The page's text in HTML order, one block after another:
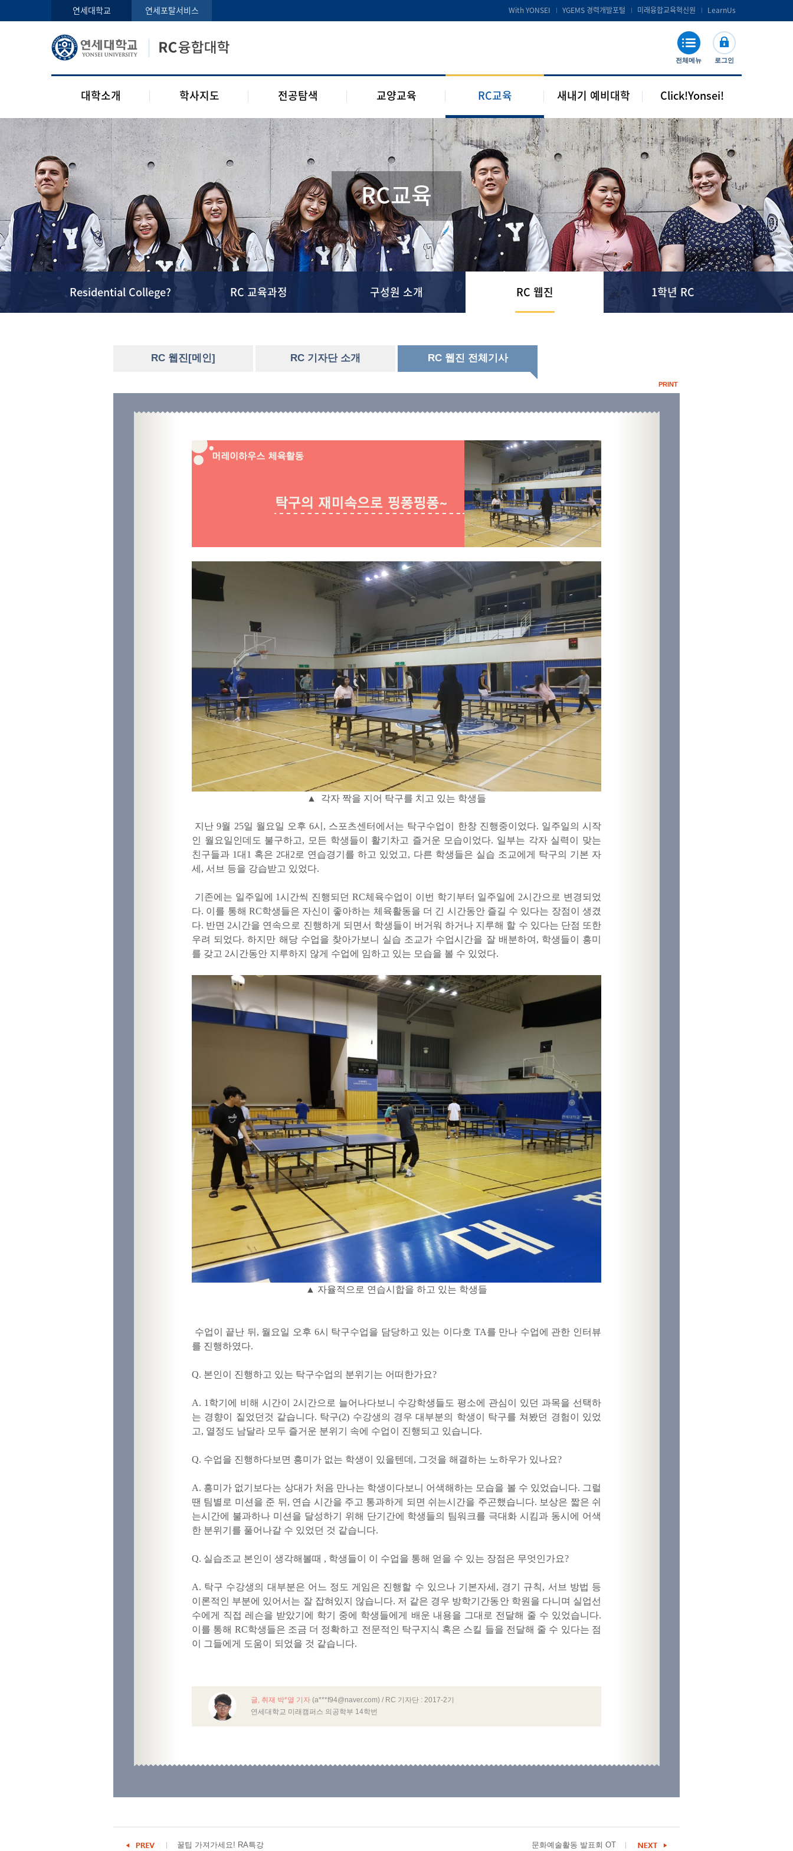
연세대학교 연세포탈서비스 LearnUs
미래융합교육혁신원
YGEMS 경력개발포털
With YONSEI
로그인
전체메뉴
대학소개 학사지도 전공탐색 교양교육 RC교육 새내기 예비대학 Click!Yonsei!
인사말
오시는 길
공지사항
학사지도사
RC 교육과정
1학년 RC
공지 및 자료실
연세포탈서비스 및 LearnUs
S-Campus 서비스
학습지원
기타안내
RC교육
Residential College? RC 교육과정 구성원 소개 RC 웹진 1학년 RC
RC 웹진[메인] RC 기자단 소개 RC 웹진 전체기사
PRINT
▲ 각자 짝을 지어 탁구를 치고 있는 학생들
지난 9월 25일 월요일 오후 6시, 스포츠센터에서는 탁구수업이 한창 진행중이었다. 일주일의 시작
인 월요일인데도 불구하고, 모든 학생들이 활기차고 즐거운 모습이었다. 일부는 각자 실력이 맞는
친구들과 1대1 혹은 2대2로 연습경기를 하고 있었고, 다른 학생들은 실습 조교에게 탁구의 기본 자
세, 서브 등을 강습받고 있었다.
기존에는 일주일에 1시간씩 진행되던 RC체육수업이 이번 학기부터 일주일에 2시간으로 변경되었
다. 이를 통해 RC학생들은 자신이 좋아하는 체육활동을 더 긴 시간동안 즐길 수 있다는 장점이 생겼
다. 반면 2시간을 연속으로 진행하게 되면서 학생들이 버거워 하거나 지루해 할 수 있다는 단점 또한
우려 되었다. 하지만 해당 수업을 찾아가보니 실습 조교가 수업시간을 잘 배분하여, 학생들이 흥미
를 갖고 2시간동안 지루하지 않게 수업에 임하고 있는 모습을 볼 수 있었다.
▲ 자율적으로 연습시합을 하고 있는 학생들
수업이 끝난 뒤, 월요일 오후 6시 탁구수업을 담당하고 있는 이다호 TA를 만나 수업에 관한 인터뷰
를 진행하였다.
Q. 본인이 진행하고 있는 탁구수업의 분위기는 어떠한가요?
A. 1학기에 비해 시간이 2시간으로 늘어나다보니 수강학생들도 평소에 관심이 있던 과목을 선택하
는 경향이 짙었던것 같습니다. 탁구(2) 수강생의 경우 대부분의 학생이 탁구를 쳐봤던 경험이 있었
고, 열정도 남달라 모두 즐거운 분위기 속에 수업이 진행되고 있습니다.
Q. 수업을 진행하다보면 흥미가 없는 학생이 있을텐데, 그것을 해결하는 노하우가 있나요?
A. 흥미가 없기보다는 상대가 처음 만나는 학생이다보니 어색해하는 모습을 볼 수 있었습니다. 그럴
땐 팀별로 미션을 준 뒤, 연습 시간을 주고 통과하게 되면 쉬는시간을 주곤했습니다. 보상은 짧은 쉬
는시간에 불과하나 미션을 달성하기 위해 단기간에 학생들의 팀워크를 극대화 시킴과 동시에 어색
한 분위기를 풀어나갈 수 있었던 것 같습니다.
Q. 실습조교 본인이 생각해볼때 , 학생들이 이 수업을 통해 얻을 수 있는 장점은 무엇인가요?
A. 탁구 수강생의 대부분은 어느 정도 게임은 진행할 수 있으나 기본자세, 경기 규칙, 서브 방법 등
이론적인 부분에 있어서는 잘 잡혀있지 않습니다. 저 같은 경우 방학기간동안 학원을 다니며 실업선
수에게 직접 레슨을 받았기에 학기 중에 학생들에게 배운 내용을 그대로 전달해 줄 수 있었습니다.
이를 통해 RC학생들은 조금 더 정확하고 전문적인 탁구지식 혹은 스킬 들을 전달해 줄 수 있다는 점
이 그들에게 도움이 되었을 것 같습니다.
글, 취재 박*열 기자 (a***f94@naver.com) / RC 기자단 : 2017-2기
연세대학교 미래캠퍼스 의공학부 14학번
꿀팁 가져가세요! RA특강 문화예술활동 발표회 OT